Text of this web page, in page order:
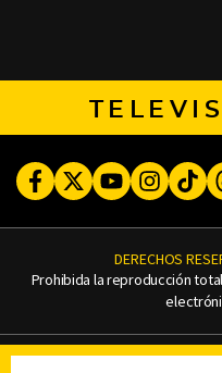
FacebookTwitterYoutube
DERECHOS
Prohibida la reproducción